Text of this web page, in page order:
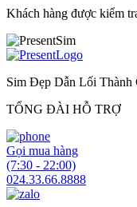
Khách hàng được kiểm
Sim Đẹp Dẫn Lối Thành
TỔNG ĐÀI HỖ TRỢ
Gọi mua hàng
(7:30 - 22:00)
024.33.66.8888